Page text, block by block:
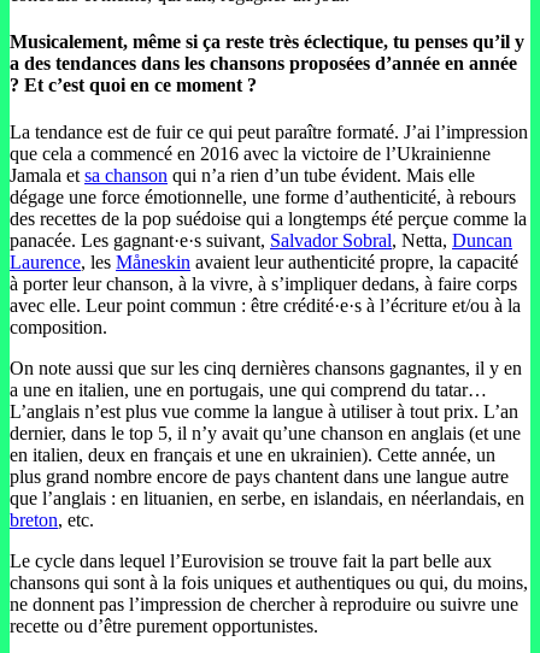
Musicalement, même si ça reste très éclectique, tu penses qu’il y
a des tendances dans les chansons proposées d’année en année
? Et c’est quoi en ce moment ?
La tendance est de fuir ce qui peut paraître formaté. J’ai l’impression
que cela a commencé en 2016 avec la victoire de l’Ukrainienne
Jamala etsa chanson qui n’a rien d’un tube évident. Mais elle
dégage une force émotionnelle, une forme d’authenticité, à rebours
des recettes de la pop suédoise qui a longtemps été perçue comme la
panacée. Les gagnant·e·s suivant, Salvador Sobral, Netta, Duncan
Laurence, les Måneskin avaient leur authenticité propre, la capacité
à porter leur chanson, à la vivre, à s’impliquer dedans, à faire corps
avec elle. Leur point commun : être crédité·e·s à l’écriture et/ou à la
composition.
On note aussi que sur les cinq dernières chansons gagnantes, il y en
a une en italien, une en portugais, une qui comprend du tatar…
L’anglais n’est plus vue comme la langue à utiliser à tout prix. L’an
dernier, dans le top 5, il n’y avait qu’une chanson en anglais (et une
en italien, deux en français et une en ukrainien). Cette année, un
plus grand nombre encore de pays chantent dans une langue autre
que l’anglais : en lituanien, en serbe, en islandais, en néerlandais, en
breton, etc.
Le cycle dans lequel l’Eurovision se trouve fait la part belle aux
chansons qui sont à la fois uniques et authentiques ou qui, du moins,
ne donnent pas l’impression de chercher à reproduire ou suivre une
recette ou d’être purement opportunistes.